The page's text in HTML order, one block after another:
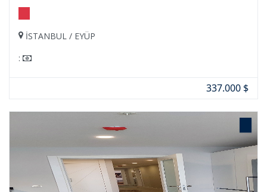
İSTANBUL / EYÜP
:
337.000 $